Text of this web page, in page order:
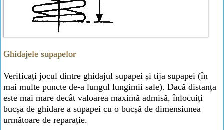
Ghidajele supapelor
Verificați jocul dintre ghidajul supapei și tija supapei (în
mai multe puncte de-a lungul lungimii sale). Dacă distanța
este mai mare decât valoarea maximă admisă, înlocuiți
bucșa de ghidare a supapei cu o bucșă de dimensiunea
următoare de reparație.